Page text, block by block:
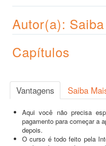
Autor(a):
Capítulos
Vantagens Saiba
Aqui você não precisa
pagamento para começar a
depois.
O curso é todo feito pela